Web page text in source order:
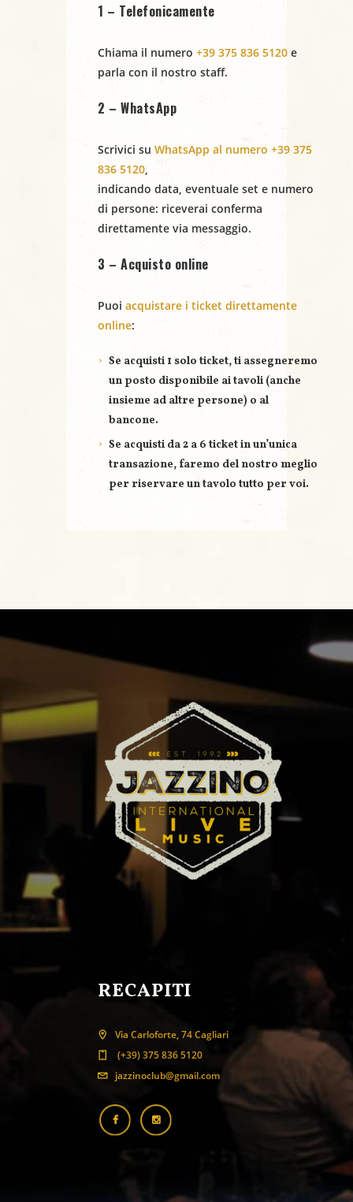
a
g
a
z
e
1 – Telefonicamente
Chiama il numero +39 375 836 5120 e
parla con il nostro staff.
2 – WhatsApp
Scrivici su WhatsApp al numero +39 375
836 5120,
indicando data, eventuale set e numero
di persone: riceverai conferma
direttamente via messaggio.
3 – Acquisto online
Puoi acquistare i ticket direttamente
online:
Se acquisti 1 solo ticket, ti assegneremo
un posto disponibile ai tavoli (anche
insieme ad altre persone) o al
bancone.
Se acquisti da 2 a 6 ticketin un’unica
transazione, faremo del nostro meglio
per riservare untavolo tutto per voi.
RECAPITI
Via Carloforte, 74 Cagliari
(+39) 375 836 5120
jazzinoclub@gmail.com